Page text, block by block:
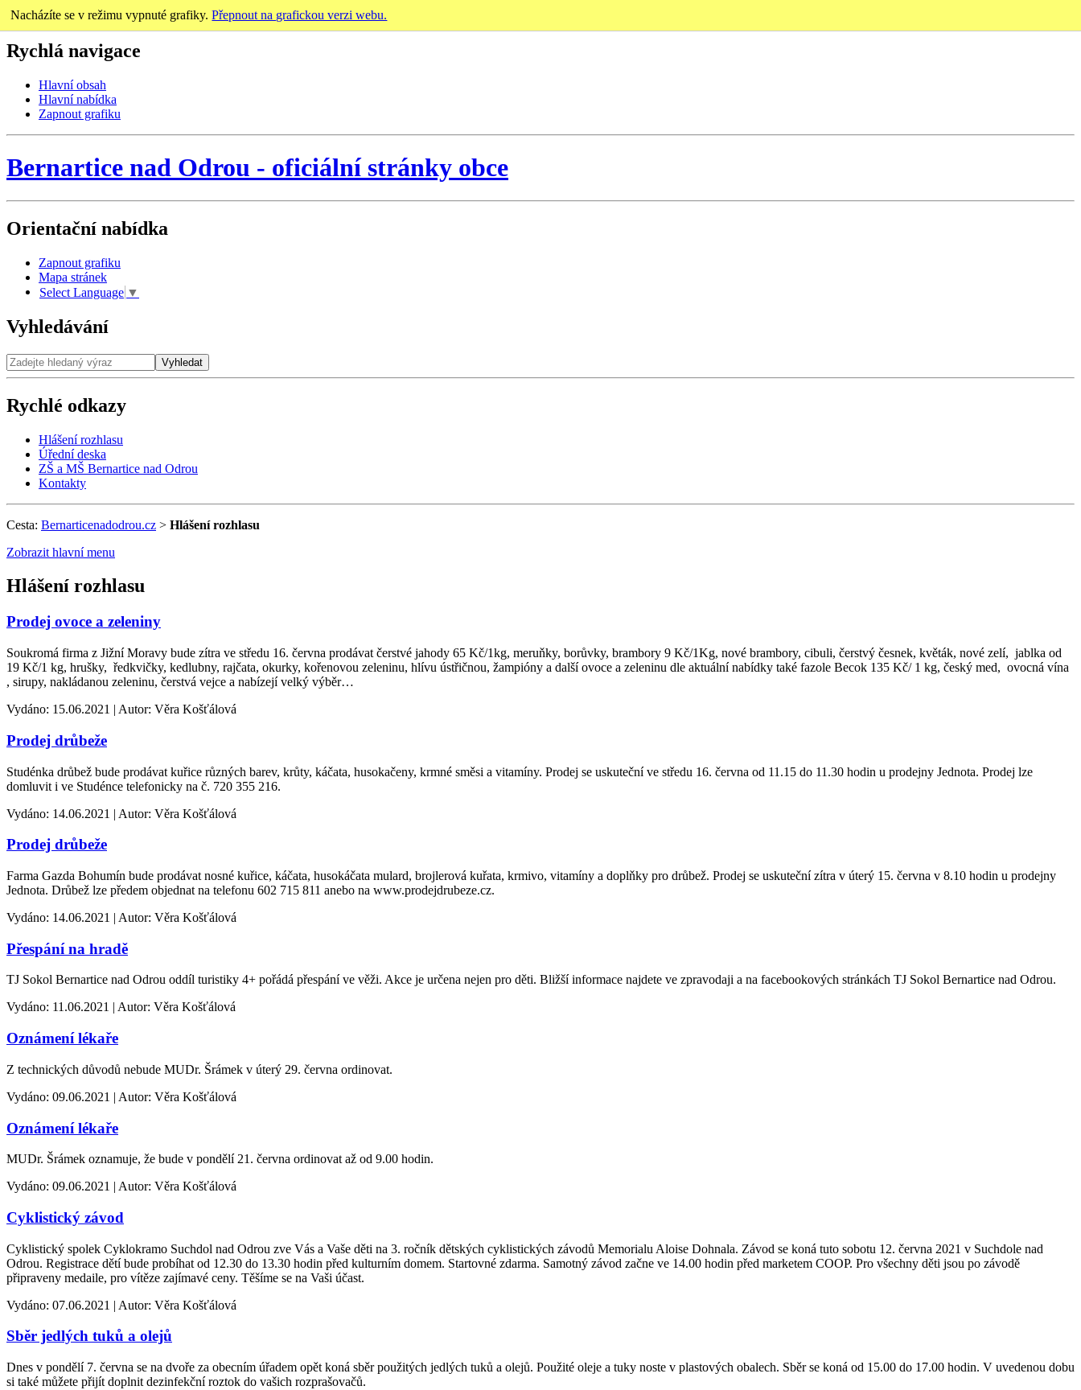
Nacházíte se v režimu vypnuté grafiky.Přepnout na grafickou verzi webu.
Rychlá navigace
Hlavní obsah
Hlavní nabídka
Zapnout grafiku
Bernartice nad Odrou - oficiální stránky obce
Orientační nabídka
Zapnout grafiku
Mapa stránek
Select Language ▼
Vyhledávání
Vyhledat
Rychlé odkazy
Hlášení rozhlasu
Úřední deska
ZŠ a MŠ Bernartice nad Odrou
Kontakty
Cesta: Bernarticenadodrou.cz > Hlášení rozhlasu
Zobrazit hlavní menu
Hlášení rozhlasu
Prodej ovoce a zeleniny
Soukromá firma z Jižní Moravy bude zítra ve středu 16. června prodávat čerstvé jahody 65 Kč/1kg, meruňky, borůvky, brambory 9 Kč/1Kg, nové brambory, cibuli, čerstvý česnek, květák, nové zelí, jablka od
19 Kč/1 kg, hrušky, ředkvičky, kedlubny, rajčata, okurky, kořenovou zeleninu, hlívu ústřičnou, žampióny a další ovoce a zeleninu dle aktuální nabídky také fazole Becok 135 Kč/ 1 kg, český med, ovocná vína
, sirupy, nakládanou zeleninu, čerstvá vejce a nabízejí velký výběr…
Vydáno: 15.06.2021 | Autor: Věra Košťálová
Prodej drůbeže
Studénka drůbež bude prodávat kuřice různých barev, krůty, káčata, husokačeny, krmné směsi a vitamíny. Prodej se uskuteční ve středu 16. června od 11.15 do 11.30 hodin u prodejny Jednota. Prodej lze
domluvit i ve Studénce telefonicky na č. 720 355 216.
Vydáno: 14.06.2021 | Autor: Věra Košťálová
Prodej drůbeže
Farma Gazda Bohumín bude prodávat nosné kuřice, káčata, husokáčata mulard, brojlerová kuřata, krmivo, vitamíny a doplňky pro drůbež. Prodej se uskuteční zítra v úterý 15. června v 8.10 hodin u prodejny
Jednota. Drůbež lze předem objednat na telefonu 602 715 811 anebo na www.prodejdrubeze.cz.
Vydáno: 14.06.2021 | Autor: Věra Košťálová
Přespání na hradě
TJ Sokol Bernartice nad Odrou oddíl turistiky 4+ pořádá přespání ve věži. Akce je určena nejen pro děti. Bližší informace najdete ve zpravodaji a na facebookových stránkách TJ Sokol Bernartice nad Odrou.
Vydáno: 11.06.2021 | Autor: Věra Košťálová
Oznámení lékaře
Z technických důvodů nebude MUDr. Šrámek v úterý 29. června ordinovat.
Vydáno: 09.06.2021 | Autor: Věra Košťálová
Oznámení lékaře
MUDr. Šrámek oznamuje, že bude v pondělí 21. června ordinovat až od 9.00 hodin.
Vydáno: 09.06.2021 | Autor: Věra Košťálová
Cyklistický závod
Cyklistický spolek Cyklokramo Suchdol nad Odrou zve Vás a Vaše děti na 3. ročník dětských cyklistických závodů Memorialu Aloise Dohnala. Závod se koná tuto sobotu 12. června 2021 v Suchdole nad
Odrou. Registrace dětí bude probíhat od 12.30 do 13.30 hodin před kulturním domem. Startovné zdarma. Samotný závod začne ve 14.00 hodin před marketem COOP. Pro všechny děti jsou po závodě
připraveny medaile, pro vítěze zajímavé ceny. Těšíme se na Vaši účast.
Vydáno: 07.06.2021 | Autor: Věra Košťálová
Sběr jedlých tuků a olejů
Dnes v pondělí 7. června se na dvoře za obecním úřadem opět koná sběr použitých jedlých tuků a olejů. Použité oleje a tuky noste v plastových obalech. Sběr se koná od 15.00 do 17.00 hodin. V uvedenou dobu
si také můžete přijít doplnit dezinfekční roztok do vašich rozprašovačů.